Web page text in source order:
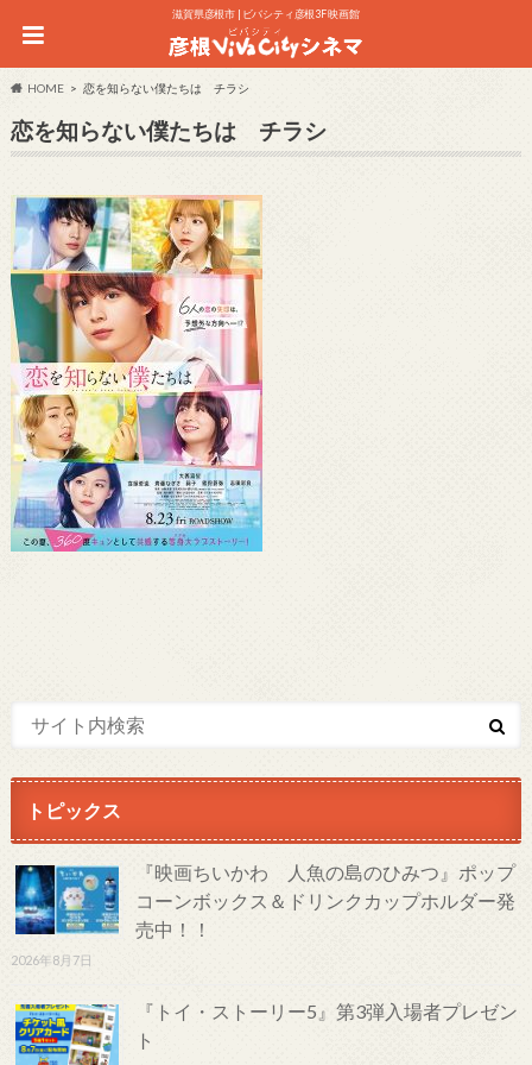
滋賀県彦根市 | ビバシティ彦根3F 映画館
HOME 恋を知らない僕たちは チラシ
恋を知らない僕たちは チラシ
トピックス
『映画ちいかわ 人魚の島のひみつ』ポップ
コーンボックス＆ドリンクカップホルダー発
売中！！
2026年8月7日
『トイ・ストーリー5』第3弾入場者プレゼン
ト